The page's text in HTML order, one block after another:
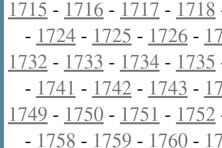
1715 - 1716 - 1717 - 1718
- 1724 - 1725 - 1726 -
1732 - 1733 - 1734 - 1735
- 1741 - 1742 - 1743 -
1749 - 1750 - 1751 - 1752
- 1758 - 1759 - 1760 -